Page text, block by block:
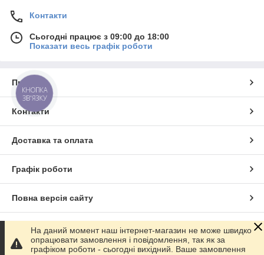
Контакти
Сьогодні працює з 09:00 до 18:00
Показати весь графік роботи
Про нас
Контакти
Доставка та оплата
Графік роботи
Повна версія сайту
Сайт створено на маркетплейсіProm.ua
На даний момент наш інтернет-магазин не може швидко
опрацювати замовлення і повідомлення, так як за
графіком роботи - сьогодні вихідний. Ваше замовлення
КНОПКА
ЗВ'ЯЗКУ